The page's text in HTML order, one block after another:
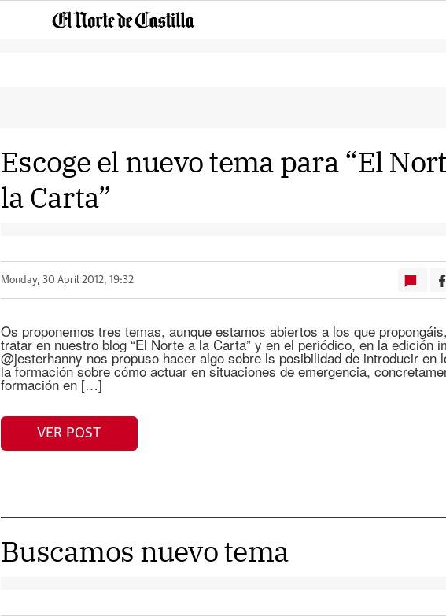
Escoge el nuevo tema para “El
la Carta”
Monday, 30 April 2012, 19:32
Os proponemos tres temas, aunque estamos abiertos a los que
tratar en nuestro blog “El Norte a la Carta” y en el periódico, en la edición
@jesterhanny nos propuso hacer algo sobre ls posibilidad de introducir en
la formación sobre cómo actuar en situaciones de emergencia,
formación en […]
VER POST
Buscamos nuevo tema